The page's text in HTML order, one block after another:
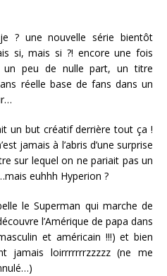
? une nouvelle série bientôt
si, mais si ?! encore une fois
un peu de nulle part, un titre
réelle base de fans dans un
un but créatif derrière tout ça !
jamais à l’abris d’une surprise
sur lequel on ne pariait pas un
euhhh Hyperion ?
le Superman qui marche de
l’Amérique de papa dans
et américain !!!) et bien
jamais loirrrrrrrzzzzz (ne me